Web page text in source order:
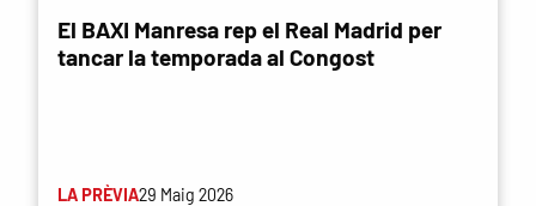
El BAXI Manresa rep el Real Madrid per
tancar la temporada al Congost
LA PRÈVIA29 Maig 2026